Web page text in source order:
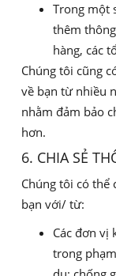
Trong một
thêm
hàng, các
Chúng tôi cũng
về bạn từ nhiều
nhằm đảm bảo
hơn.
6. CHIA SẺ
Chúng tôi có thể
bạn với/ từ:
Các đơn vị
trong